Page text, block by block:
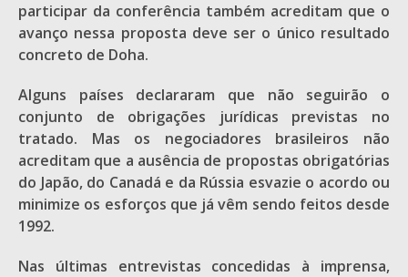
participar da conferência também acreditam que o
avanço nessa proposta deve ser o único resultado
concreto de Doha.
Alguns países declararam que não seguirão o
conjunto de obrigações jurídicas previstas no
tratado. Mas os negociadores brasileiros não
acreditam que a ausência de propostas obrigatórias
do Japão, do Canadá e da Rússia esvazie o acordo ou
minimize os esforços que já vêm sendo feitos desde
1992.
Nas últimas entrevistas concedidas à imprensa,